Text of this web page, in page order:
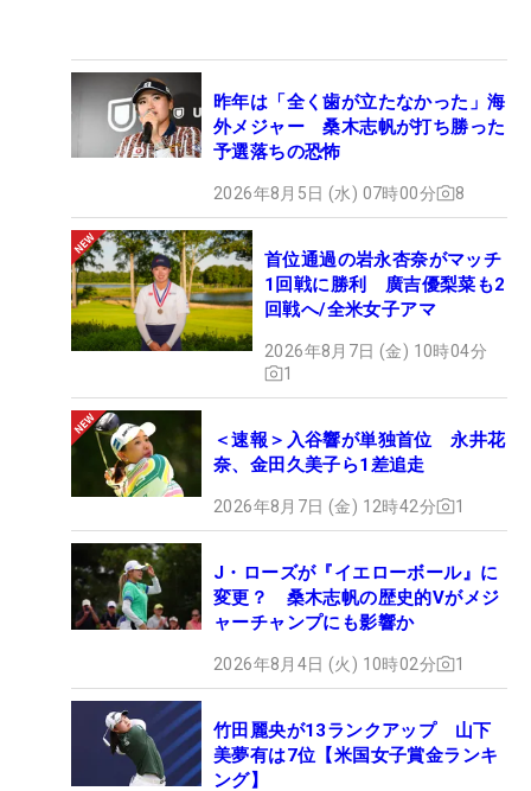
昨年は「全く歯が立たなかった」海
外メジャー 桑木志帆が打ち勝った
予選落ちの恐怖
2026年8月5日 (水) 07時00分 8
首位通過の岩永杏奈がマッチ
1回戦に勝利 廣吉優梨菜も2
回戦へ/全米女子アマ
2026年8月7日 (金) 10時04分
1
＜速報＞入谷響が単独首位 永井花
奈、金田久美子ら1差追走
2026年8月7日 (金) 12時42分 1
J・ローズが『イエローボール』に
変更？ 桑木志帆の歴史的Vがメジ
ャーチャンプにも影響か
2026年8月4日 (火) 10時02分 1
竹田麗央が13ランクアップ 山下
美夢有は7位【米国女子賞金ランキ
ング】